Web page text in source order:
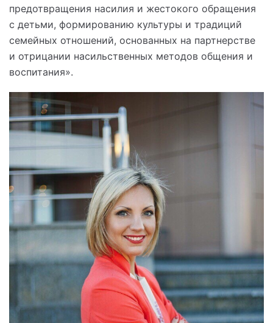
предотвращения насилия и жестокого обращения
с детьми, формированию культуры и традиций
семейных отношений, основанных на партнерстве
и отрицании насильственных методов общения и
воспитания».